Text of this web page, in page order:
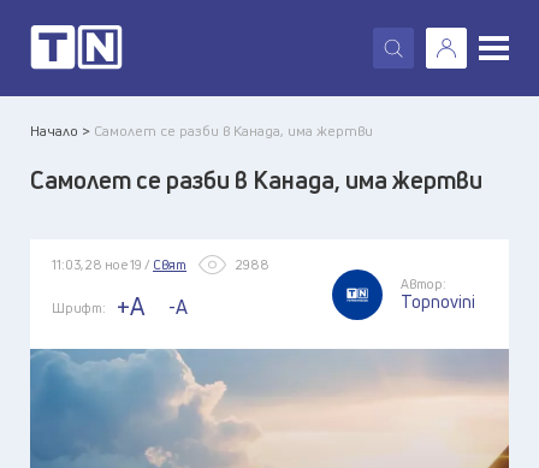
X
Начало > Самолет се разби в Канада, има жертви
Самолет се разби в Канада, има жертви
11:03, 28 ное 19 / Свят 2988
Шрифт: +A -A
Автор:
Topnovini